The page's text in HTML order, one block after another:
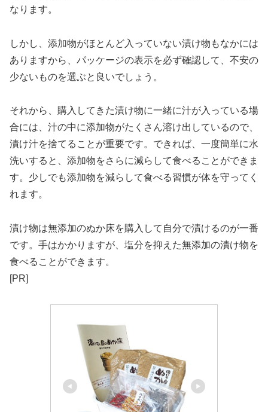
なります。
しかし、添加物がほとんど入っていない漬け物もなかには
ありますから、パッケージの表示を必ず確認して、不安の
少ないものを選ぶと良いでしょう。
それから、購入してきた漬け物に一緒に汁が入っている場
合には、汁の中に添加物がたくさん溶け出しているので、
漬け汁を捨てることが重要です。できれば、一度簡単に水
洗いすると、添加物をさらに減らして食べることができま
す。少しでも添加物を減らして食べる習慣が体を守ってく
れます。
漬け物は無添加のぬか床を購入して自分で漬けるのが一番
です。手はかかりますが、塩分を抑えた無添加の漬け物を
食べることができます。
[PR]